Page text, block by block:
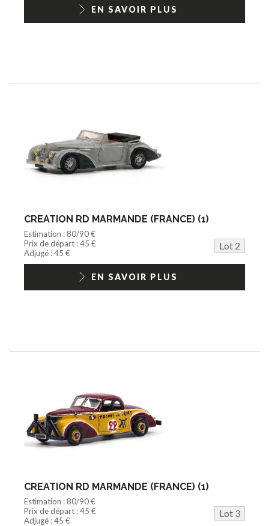
1/18ème moderneEN SAVOIR PLUS
CREATION RD MARMANDE (FRANCE) (1)
Estimation : 80/90 €
Prix de départ : 45 €
Lot 2
Adjugé : 45 €
EN SAVOIR PLUS
CREATION RD MARMANDE (FRANCE) (1)
Estimation : 80/90 €
Prix de départ : 45 €
Lot 3
Adjugé : 45 €